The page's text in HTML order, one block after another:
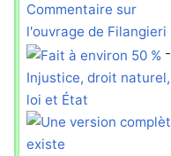
Commentaire sur
l'ouvrage de Filangieri
-
Injustice, droit naturel,
loi et État